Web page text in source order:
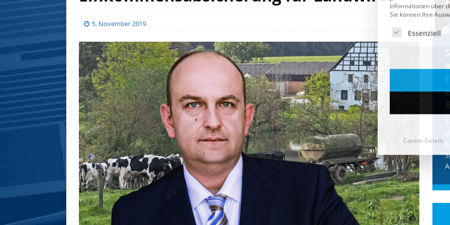
5. November 2019
CDU & Ampel wollen nach
der Wahl wieder Afghanen
einfliegen: Zeit für ein
Asylmoratorium!
Die Bundesregierung und die CDU
halten die Wähler für dumm! Weil die
Stimmung wegen der von Afghanen
verübten Anschläge kippte, wurden die
Flüge vor der[...]